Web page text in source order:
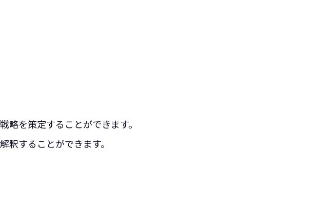
を策定することができます。
釈することができます。